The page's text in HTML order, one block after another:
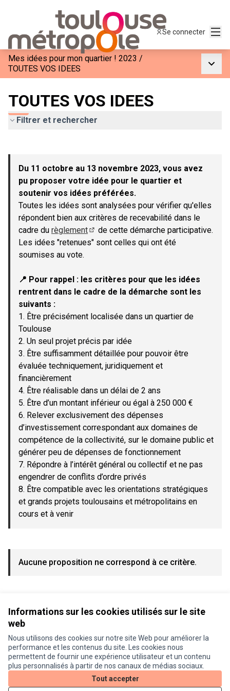
Informations sur les cookies utilisés sur le site
web
Nous utilisons des cookies sur notre site Web pour améliorer la
performance et les contenus du site. Les cookies nous
permettent de fournir une expérience utilisateur et un contenu
plus personnalisés à partir de nos canaux de médias sociaux.
Tout accepter
Se connecter
Mes idées pour mon quartier ! 2023 /
TOUTES VOS IDEES
TOUTES VOS IDEES
Filtrer et rechercher
−
Du 11 octobre au 13 novembre 2023, vous avez
pu proposer votre idée pour le quartier et
soutenir vos idées préférées.
Toutes les idées sont analysées pour vérifier qu'elles
répondent bien aux critères de recevabilité dans le
cadre du règlement
(Lien externe)
de cette démarche participative.
Les idées "retenues" sont celles qui ont été
soumises au vote.
📍 Pour rappel : les critères pour que les idées
rentrent dans le cadre de la démarche sont les
suivants :
1. Être précisément localisée dans un quartier de
Toulouse
2. Un seul projet précis par idée
3. Être suffisamment détaillée pour pouvoir être
évaluée techniquement, juridiquement et
financièrement
4. Être réalisable dans un délai de 2 ans
5. Être d’un montant inférieur ou égal à 250 000 €
6. Relever exclusivement des dépenses
d’investissement correspondant aux domaines de
compétence de la collectivité, sur le domaine public et
générer peu de dépenses de fonctionnement
7. Répondre à l’intérêt général ou collectif et ne pas
engendrer de conflits d’ordre privés
8. Être compatible avec les orientations stratégiques
et grands projets toulousains et métropolitains en
cours et à venir
Aucune proposition ne correspond à ce critère.
Conditions d'utilisation
Paramètres des cookies
Je participe ! sur X
(Lien externe)
Je participe ! sur Facebook
Je participe ! sur Instagram